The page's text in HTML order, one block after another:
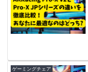
ゲーミングチェア